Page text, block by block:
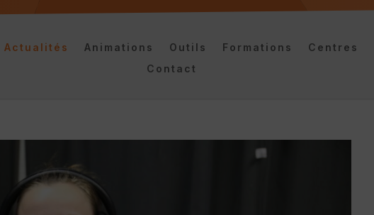
Actualités Animations Outils Formations Centres
Contact